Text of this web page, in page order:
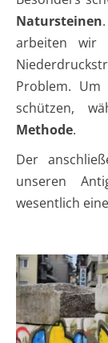
Natursteinen
arbeiten wir
Problem.
schützen,
Methode.
Der
unseren
wesentlich